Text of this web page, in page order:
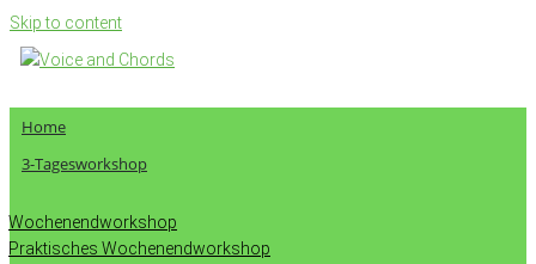
Skip to content
Home
3-Tagesworkshop
Wochenendworkshop
Praktisches Wochenendworkshop